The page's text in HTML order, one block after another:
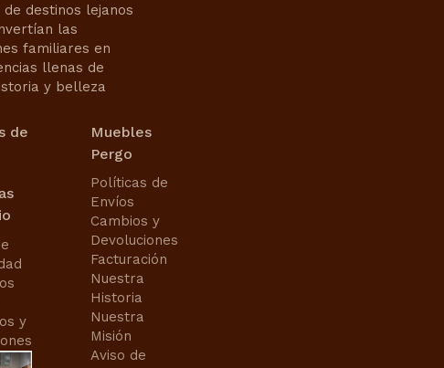
destinos lejanos
las
familiares en
llenas de
y belleza
de
y
Muebles
Pergo
Políticas de
Envíos
Cambios y
Devoluciones
Facturación
Nuestra
Historia
Nuestra
Misión
Aviso de